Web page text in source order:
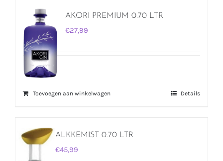
AKORI PREMIUM 0.70 LTR
€27,99
Toevoegen aan winkelwagen Details
ALKKEMIST 0.70 LTR
€45,99